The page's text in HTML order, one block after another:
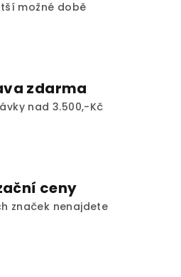
možné době
zdarma
nad 3.500,-Kč
ceny
značek nenajdete